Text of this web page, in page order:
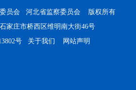
委员会 河北省监察委员会 版权所有
家庄市桥西区维明南大街46号
号
关于我们 网站声明